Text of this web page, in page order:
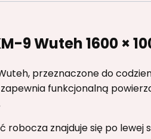
9 Wuteh 1600 ×
przeznaczone do
funkcjonalną
robocza znajduje się po lewej